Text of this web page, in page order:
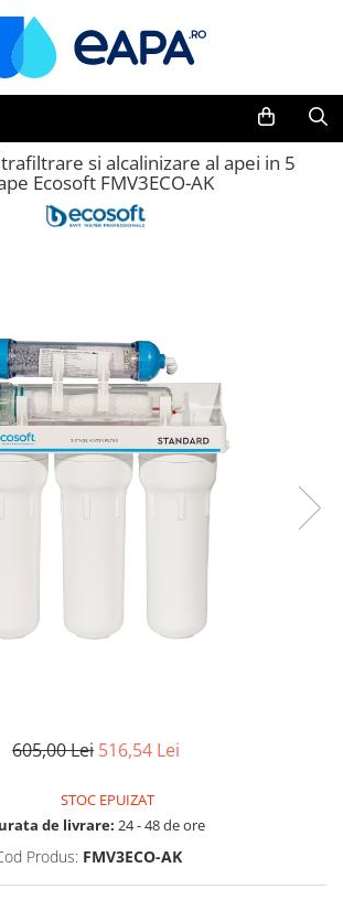
inversa
si alcalinizare al apei in 5
Ecosoft FMV3ECO-AK
605,00 Lei 516,54 Lei
STOC EPUIZAT
de livrare: 24 - 48 de ore
Produs: FMV3ECO-AK